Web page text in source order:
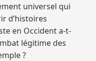
universel qui
d’histoires
en Occident a-t-
légitime des
?